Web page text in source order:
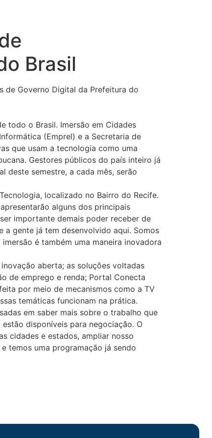
Brasil
de Governo Digital da Prefeitura do
todo o Brasil. Imersão em Cidades
(Emprel) e a Secretaria de
que usam a tecnologia como uma
Gestores públicos do país inteiro já
deste semestre, a cada mês, serão
localizado no Bairro do Recife.
alguns dos principais
importante demais poder receber de
a gente já tem desenvolvido aqui. Somos
é também uma maneira inovadora
aberta; as soluções voltadas
de emprego e renda; Portal Conecta
por meio de mecanismos como a TV
temáticas funcionam na prática.
em saber mais sobre o trabalho que
disponíveis para negociação. O
cidades e estados, ampliar nosso
temos uma programação já sendo